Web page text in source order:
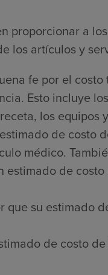
proporcionar a
los artículos y
fe por el
Esto incluye
los equipos
de costo
médico.
de
su estimado
de costo